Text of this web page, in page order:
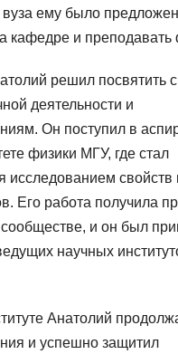
вуза ему было
кафедре и преподавать
решил посвятить
деятельности и
Он поступил в
физики МГУ, где стал
исследованием
Его работа получила
и он был
научных
Анатолий
и успешно защитил